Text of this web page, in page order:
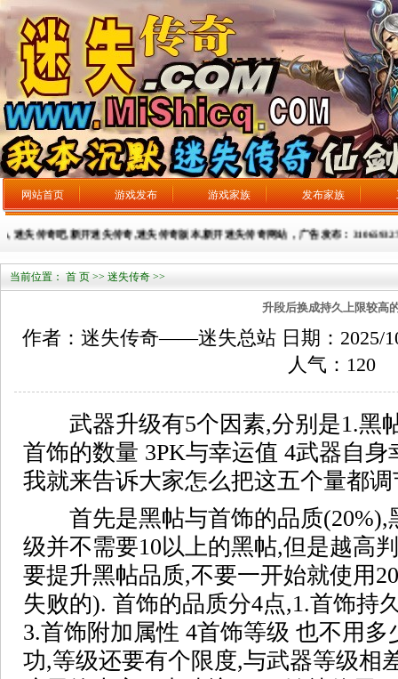
网站首页 游戏发布 游戏家族 发布家族
传奇吧,新开迷失传奇,迷失传奇版本,新开迷失传奇网站，广告发布：3106593275
当前位置： 首 页 >> 迷失传奇 >>
升段后换成持久上限较高
作者：迷失传奇——迷失总站 日期：2025/
人气： 120
武器升级有5个因素,分别是1.黑
首饰的数量 3PK与幸运值 4武器自
我就来告诉大家怎么把这五个量都
首先是黑帖与首饰的品质(20%),
级并不需要10以上的黑帖,但是越高
要提升黑帖品质,不要一开始就使用
失败的). 首饰的品质分4点,1.首饰持
3.首饰附加属性 4首饰等级 也不用
功,等级还要有个限度,与武器等级相